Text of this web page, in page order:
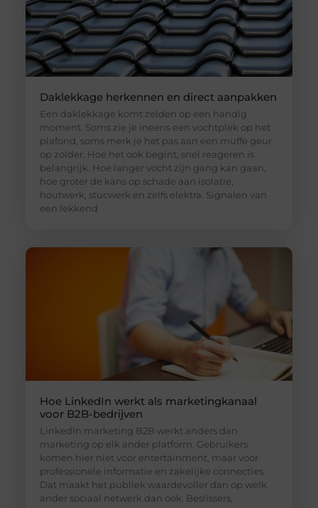
Daklekkage herkennen en direct aanpakken
Een daklekkage komt zelden op een handig
moment. Soms zie je ineens een vochtplek op het
plafond, soms merk je het pas aan een muffe geur
op zolder. Hoe het ook begint, snel reageren is
belangrijk. Hoe langer vocht zijn gang kan gaan,
hoe groter de kans op schade aan isolatie,
houtwerk, stucwerk en zelfs elektra. Signalen van
een lekkend
Hoe LinkedIn werkt als marketingkanaal
voor B2B-bedrijven
LinkedIn marketing B2B werkt anders dan
marketing op elk ander platform. Gebruikers
komen hier niet voor entertainment, maar voor
professionele informatie en zakelijke connecties.
Dat maakt het publiek waardevoller dan op welk
ander sociaal netwerk dan ook. Beslissers,